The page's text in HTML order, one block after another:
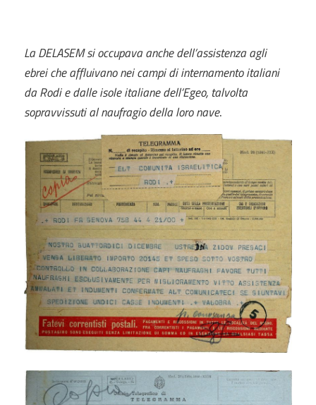
La DELASEMsi occupava anche dell’assistenza agli
ebrei che affluivano nei campi di internamento italiani
da Rodi e dalle isole italiane dell’Egeo, talvolta
sopravvissuti al naufragio della loro nave.